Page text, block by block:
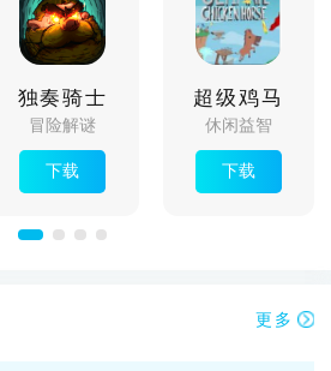
独奏骑士
冒险解谜
下载
超级鸡马
休闲益智
下载
更多